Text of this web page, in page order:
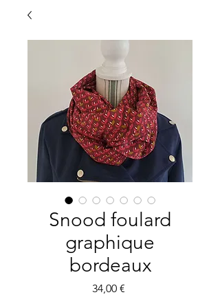
Snood foulard
graphique
bordeaux
34,00 €Prix